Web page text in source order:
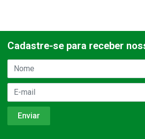
Cadastre-se para receber